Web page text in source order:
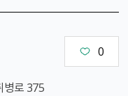
0
병로 375